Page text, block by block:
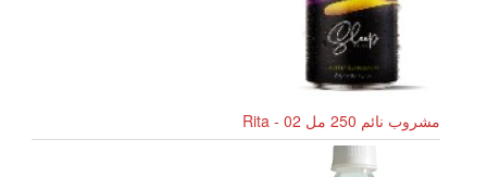
مشروب نائم 250 مل Rita - 02